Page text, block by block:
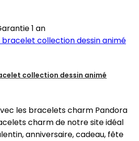
1 an
collection dessin animé
les bracelets charm Pandora
charm de notre site idéal
anniversaire, cadeau, fête